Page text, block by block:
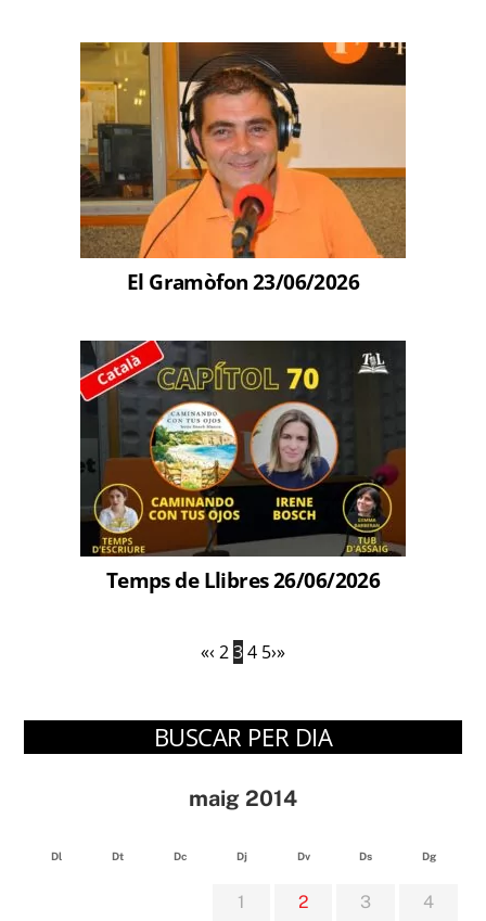
El Gramòfon 23/06/2026
Temps de Llibres 26/06/2026
«‹ 234 5›»
BUSCAR PER DIA
maig 2014
Dl Dt Dc Dj Dv Ds Dg
1 2 3 4